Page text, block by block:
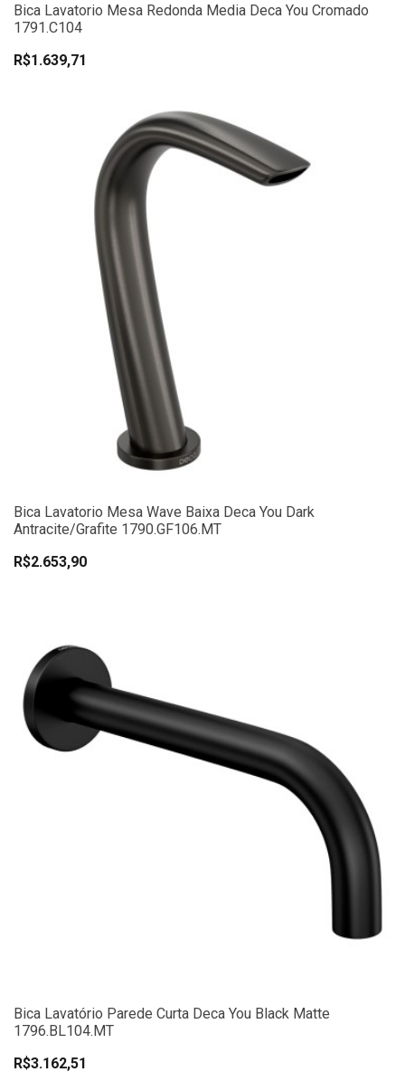
Bica Lavatorio Mesa Redonda Media Deca You Cromado
1791.C104
R$1.639,71
Bica Lavatorio Mesa Wave Baixa Deca You Dark
Antracite/Grafite 1790.GF106.MT
R$2.653,90
Bica Lavatório Parede Curta Deca You Black Matte
1796.BL104.MT
R$3.162,51